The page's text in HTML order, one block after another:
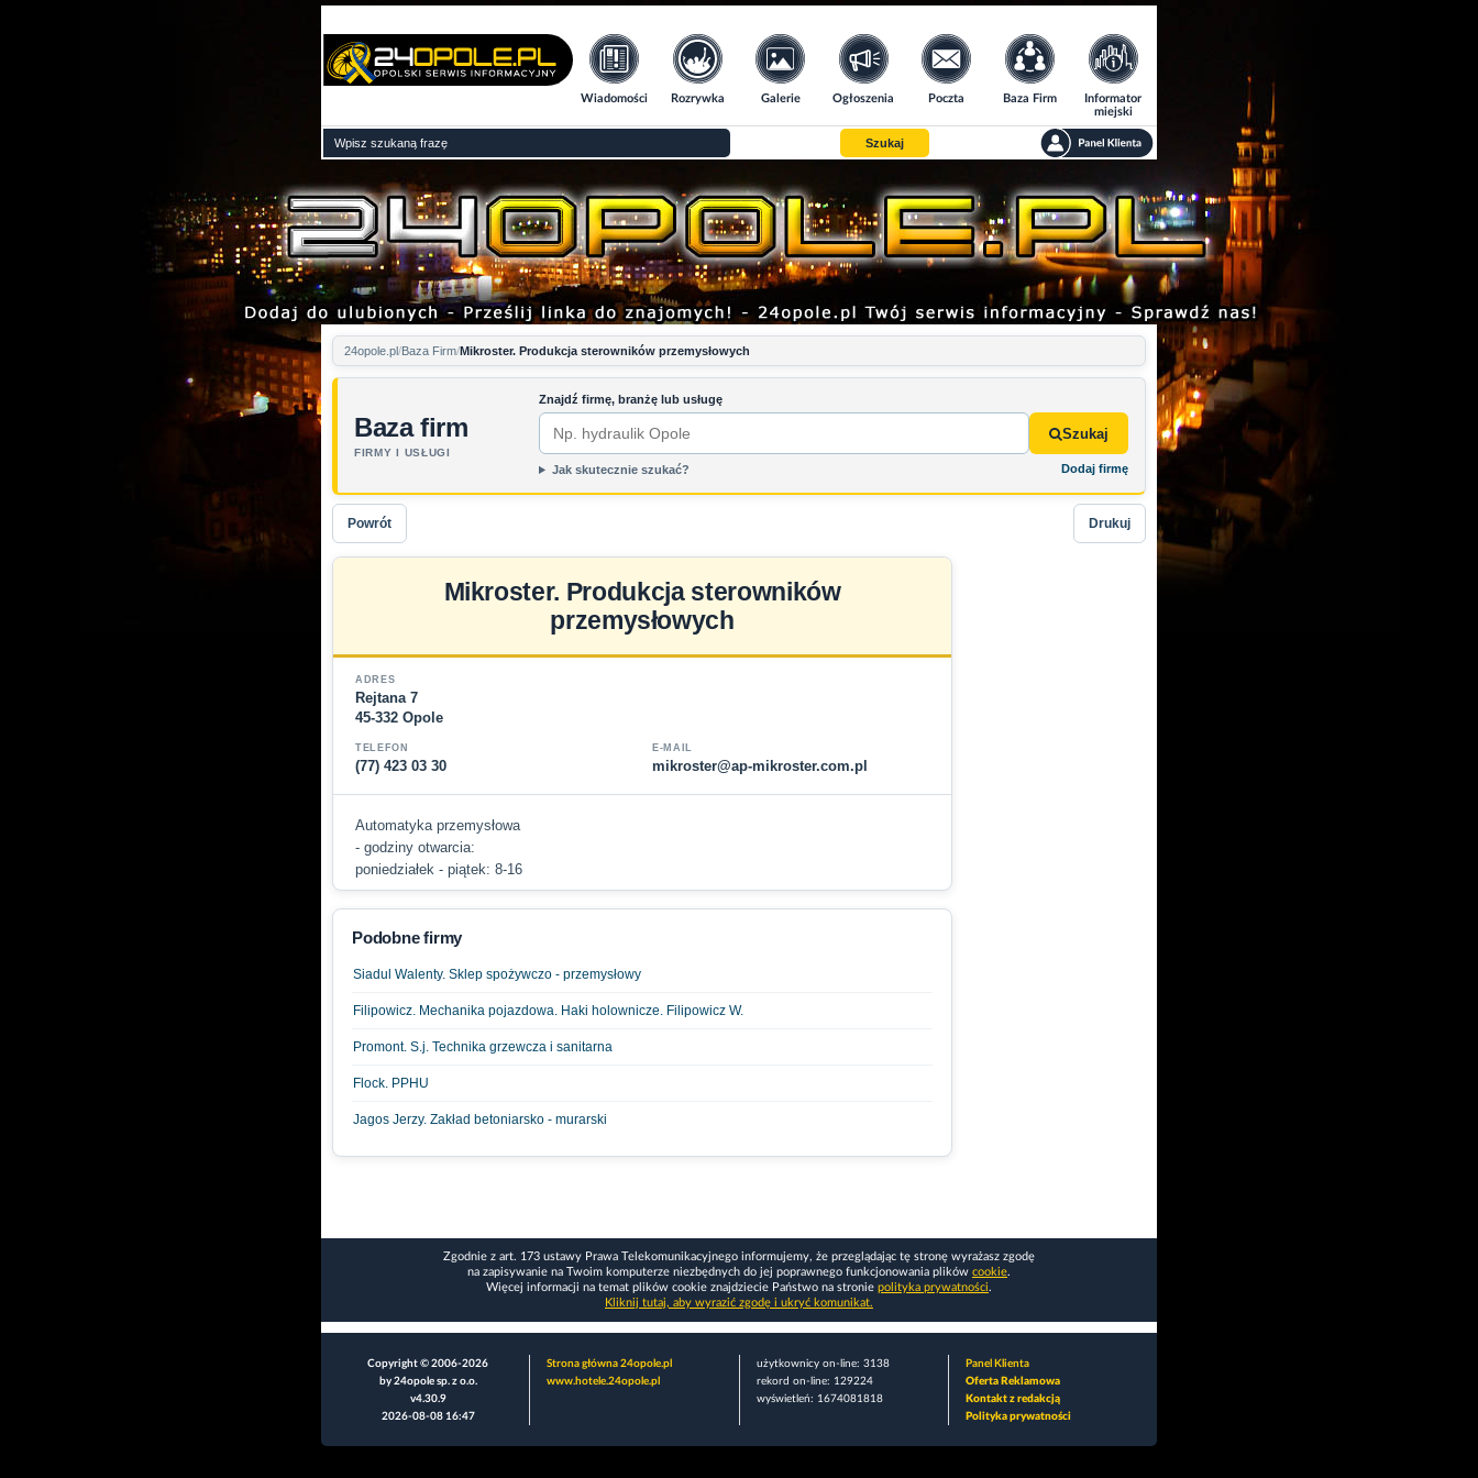
Wiadomości Rozrywka Galerie Ogłoszenia Poczta Baza Firm
Informator
miejski
Szukaj
24opole.pl Baza Firm Mikroster. Produkcja sterowników przemysłowych
Baza firm
FIRMY I USŁUGI
Znajdź firmę, branżę lub usługę
Szukaj
Jak skutecznie szukać? Dodaj firmę
Powrót Drukuj
Mikroster. Produkcja sterowników
przemysłowych
ADRES
Rejtana 7
45-332 Opole
TELEFON
(77) 423 03 30
E-MAIL
mikroster@ap-mikroster.com.pl
Automatyka przemysłowa
- godziny otwarcia:
poniedziałek - piątek: 8-16
Podobne firmy
Siadul Walenty. Sklep spożywczo - przemysłowy
Filipowicz. Mechanika pojazdowa. Haki holownicze. Filipowicz W.
Promont. S.j. Technika grzewcza i sanitarna
Flock. PPHU
Jagos Jerzy. Zakład betoniarsko - murarski
Zgodnie z art. 173 ustawy Prawa Telekomunikacyjnego informujemy, że przeglądając tę stronę wyrażasz zgodę
na zapisywanie na Twoim komputerze niezbędnych do jej poprawnego funkcjonowania plików cookie.
Więcej informacji na temat plików cookie znajdziecie Państwo na stronie polityka prywatności.
Kliknij tutaj, aby wyrazić zgodę i ukryć komunikat.
Copyright © 2006-2026
by 24opole sp. z o.o.
v4.30.9
2026-08-08 16:47
Strona główna 24opole.pl
www.hotele.24opole.pl
użytkownicy on-line: 3138
rekord on-line: 129224
wyświetleń: 1674081818
Panel Klienta
Oferta Reklamowa
Kontakt z redakcją
Polityka prywatności